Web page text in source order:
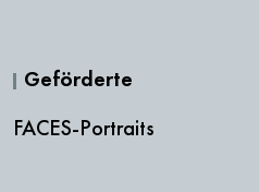
Geförderte
FACES-Portraits